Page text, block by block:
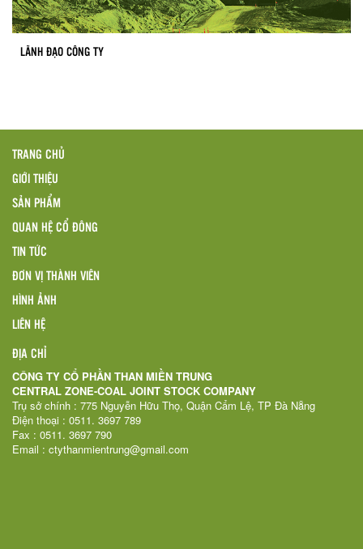
LÃNH ĐẠO CÔNG TY
TRANG CHỦ
GIỚI THIỆU
SẢN PHẨM
QUAN HỆ CỔ ĐÔNG
TIN TỨC
ĐƠN VỊ THÀNH VIÊN
HÌNH ẢNH
LIÊN HỆ
ĐỊA CHỈ
CÔNG TY CỔ PHẦN THAN MIỀN TRUNG
CENTRAL ZONE-COAL JOINT STOCK COMPANY
Trụ sở chính : 775 Nguyễn Hữu Thọ, Quận Cẩm Lệ, TP Đà Nẵng
Điện thoại : 0511. 3697 789
Fax : 0511. 3697 790
Email : ctythanmientrung@gmail.com